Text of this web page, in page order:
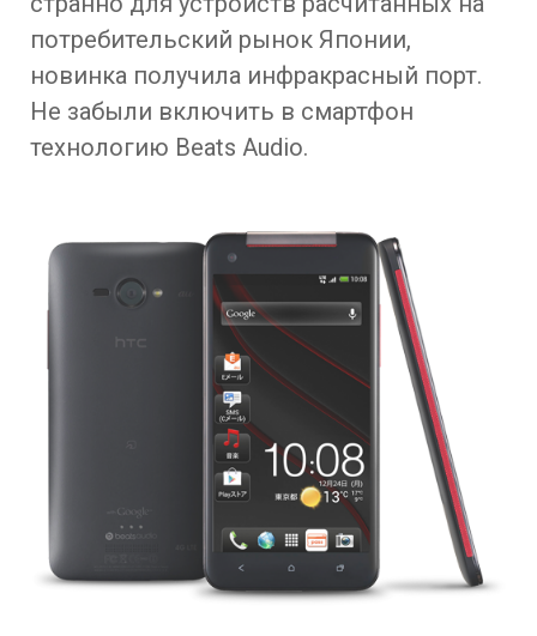
потребительский рынок Японии,
новинка получила инфракрасный порт.
Не забыли включить в смартфон
технологию Beats Audio.